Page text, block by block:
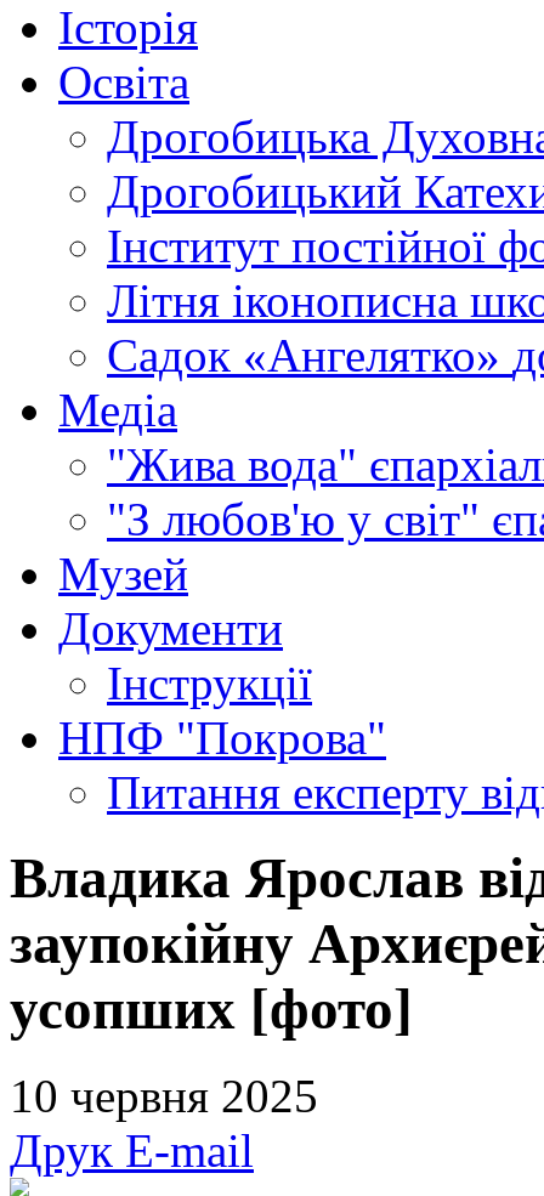
Історія
Освіта
Дрогобицька
Дрогобицький
Інститут постійної
Літня іконописна
Садок «Ангелятко»
Медіа
"Жива вода"
"З любов'ю у світ"
Музей
Документи
Інструкції
НПФ "Покрова"
Питання експерту
Владика Ярослав
заупокійну
усопших [фото]
10 червня 2025
Друк E-mail